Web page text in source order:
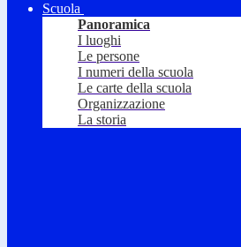
Scuola
Panoramica
I luoghi
Le persone
I numeri della scuola
Le carte della scuola
Organizzazione
La storia